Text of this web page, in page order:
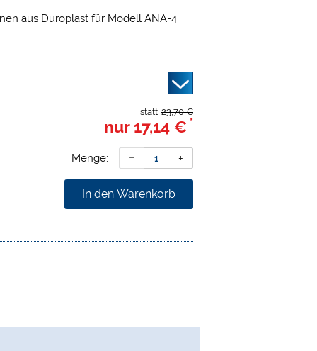
aus Duroplast für Modell ANA-4
23,70 €
statt
nur 17,14 € *
Menge:
In den Warenkorb